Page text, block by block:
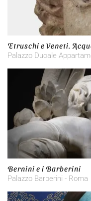
Etruschi e Veneti.
Palazzo Ducale
Bernini e i Barberini
Palazzo Barberini - Roma